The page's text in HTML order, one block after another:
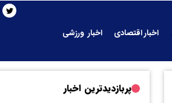
اخبار اقتصادی
اخبار ورزشی
پربازدیدترین اخبار